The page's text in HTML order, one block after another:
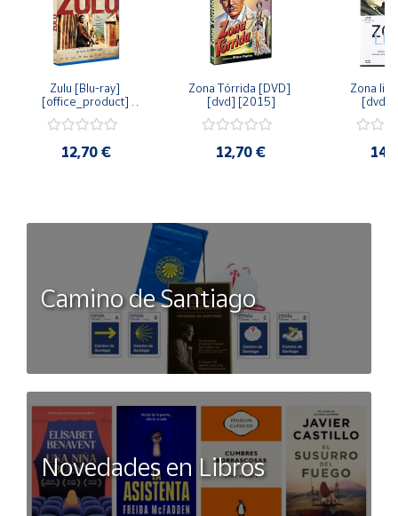
Zulu [Blu-ray]
[office_product]
12,70 €
Zona Tórrida [DVD]
[dvd] [2015]
12,70 €
Zona
[dvd]
Camino de Santiago
Novedades en Libros